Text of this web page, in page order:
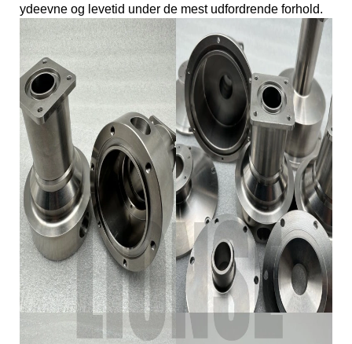
ydeevne og levetid under de mest udfordrende forhold.